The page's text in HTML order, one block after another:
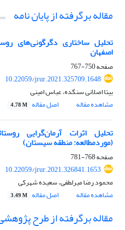
مقاله برگرفته از پایان نامه
تحلیل ساختاری دگرگونی‌های
اصفهان
صفحه750-767
10.22059/jrur.2021.325709.1648
بیتا اصلانی سنگده، عباس امینی
مشاهده مقاله
اصل مقاله 4.78 M
تحلیل اثرات آرمان‌گرایی
(موردمطالعه: منطقه سیستان)
صفحه768-781
10.22059/jrur.2021.326841.1653
محمود رضا میرلطفی، سعیده شهرکی
مشاهده مقاله
اصل مقاله 3.49 M
مقاله برگرفته از طرح